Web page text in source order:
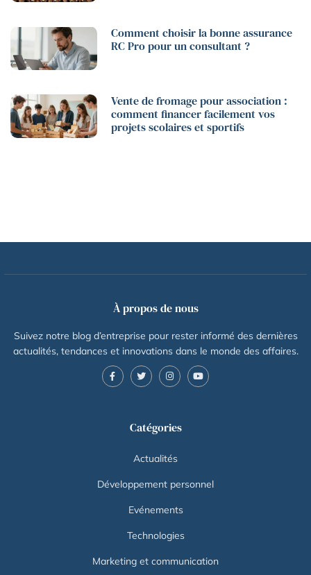
Comment choisir la bonne assurance
RC Pro pour un consultant ?
Vente de fromage pour association :
comment financer facilement vos
projets scolaires et sportifs
À propos de nous
Suivez notre blog d’entreprise pour rester informé des dernières
actualités, tendances et innovations dans le monde des affaires.
Catégories
Actualités
Développement personnel
Evénements
Technologies
Marketing et communication